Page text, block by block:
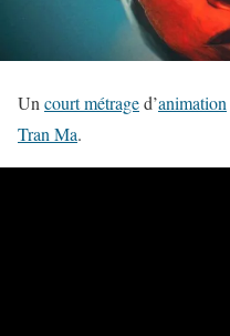
Un court métraged’animation
Tran Ma.